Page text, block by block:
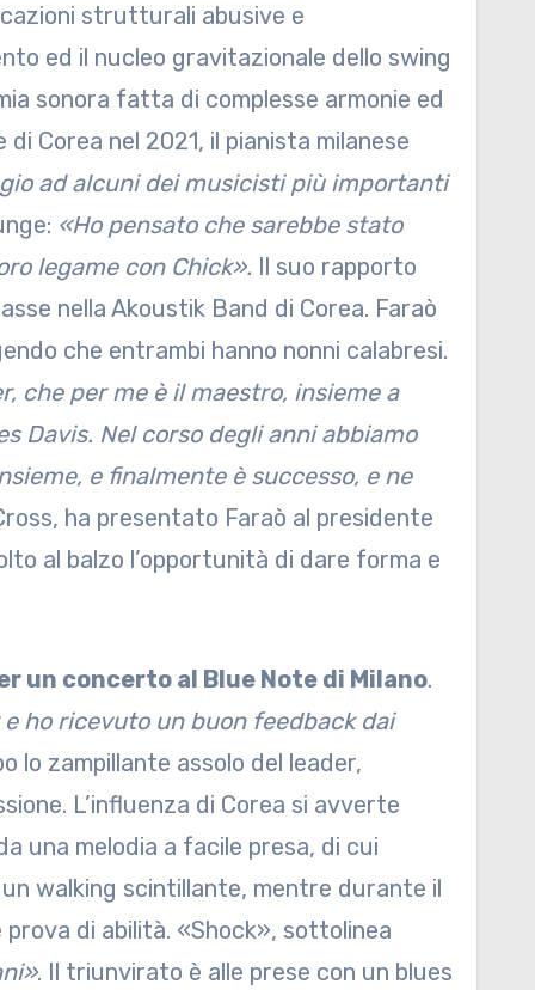
strutturali abusive e
ed il nucleo gravitazionale dello swing
sonora fatta di complesse armonie ed
Corea nel 2021, il pianista milanese
ad alcuni dei musicisti più importanti
«Ho pensato che sarebbe stato
legame con Chick». Il suo rapporto
nella Akoustik Band di Corea. Faraò
che entrambi hanno nonni calabresi.
che per me è il maestro, insieme a
Davis. Nel corso degli anni abbiamo
e finalmente è successo, e ne
ha presentato Faraò al presidente
al balzo l’opportunità di dare forma e
un concerto al Blue Note di Milano.
ho ricevuto un buon feedback dai
lo zampillante assolo del leader,
L’influenza di Corea si avverte
una melodia a facile presa, di cui
walking scintillante, mentre durante il
di abilità. «Shock», sottolinea
. Il triunvirato è alle prese con un blues